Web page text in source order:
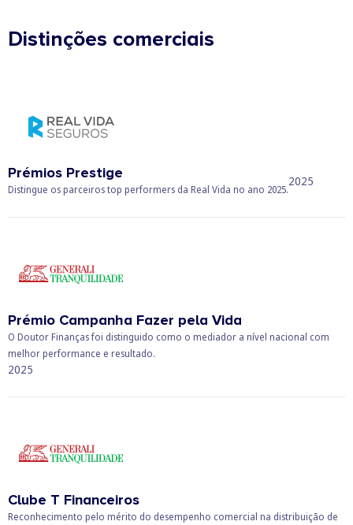
Distinções comerciais
Prémios Prestige
Distingue os parceiros top performers da Real Vida no ano 2025.
2025
Prémio Campanha Fazer pela Vida
O Doutor Finanças foi distinguido como o mediador a nível nacional com
melhor performance e resultado.
2025
Clube T Financeiros
Reconhecimento pelo mérito do desempenho comercial na distribuição de